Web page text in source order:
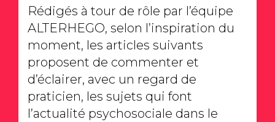
Rédigés à tour de rôle par l’équipe
ALTERHEGO, selon l’inspiration du
moment, les articles suivants
proposent de commenter et
d’éclairer, avec un regard de
praticien, les sujets qui font
l’actualité psychosociale dans le